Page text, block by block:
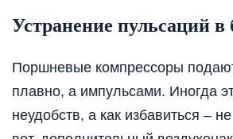
Устранение пульсаций в
Поршневые компрессоры
плавно, а импульсами. Иногда
неудобств, а как избавиться –